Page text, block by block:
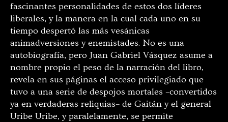
fascinantes personalidades de estos dos líderes
liberales, y la manera en la cual cada uno en su
tiempo despertó las más vesánicas
animadversiones y enemistades. No es una
autobiografía, pero Juan Gabriel Vásquez asume a
nombre propio el peso de la narración del libro,
revela en sus páginas el acceso privilegiado que
tuvo a una serie de despojos mortales –convertidos
ya en verdaderas reliquias– de Gaitán y el general
Uribe Uribe, y paralelamente, se permite